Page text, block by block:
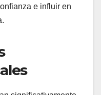
e influir en